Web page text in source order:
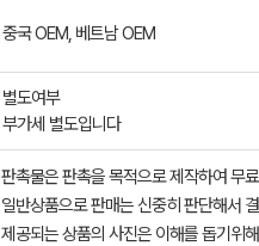
중국 OEM, 베트남 OEM
별도여부
부가세 별도입니다
판촉물은 판촉을 목적으로 제작하여 무
일반상품으로 판매는 신중히 판단해서
제공되는 상품의 사진은 이해를 돕기위